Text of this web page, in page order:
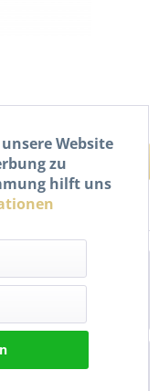
Warenkorb
bei der Erfüllung
Website
zu
hilft uns